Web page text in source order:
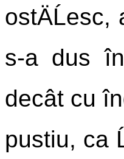
s-a dus
decât cu
pustiu, ca